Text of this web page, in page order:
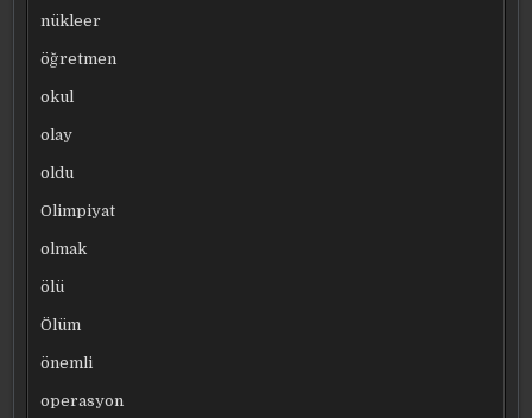
nükleer
öğretmen
okul
olay
oldu
Olimpiyat
olmak
ölü
Ölüm
önemli
operasyon